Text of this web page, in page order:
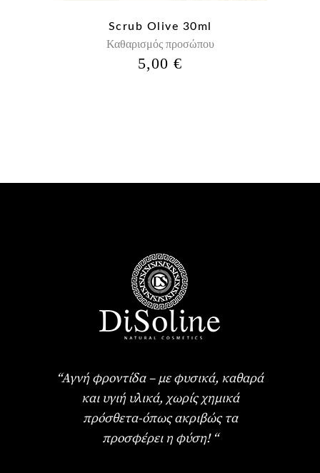
Scrub Olive 30ml
Καθαρισμός προσώπου
5,00€
“Αγνή φροντίδα – με φυσικά, καθαρά
και υγιή υλικά, χωρίς χημικά
πρόσθετα-όπως ακριβώς τα
προσφέρει η φύση! “